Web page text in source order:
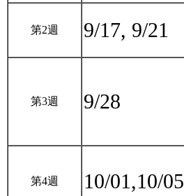
第2週 9/17, 9/21
第3週 9/28
第4週 10/01,10/05